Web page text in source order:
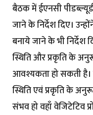
बैठक में ईएनसी
जाने के निर्देश दिए।
बनाये जाने के भी निर्देश
स्थिति और प्रकृति के
आवश्यकता हो सकती है।
स्थिति एवं प्रकृति के
संभव हो वहाँ वेजिटेटिव